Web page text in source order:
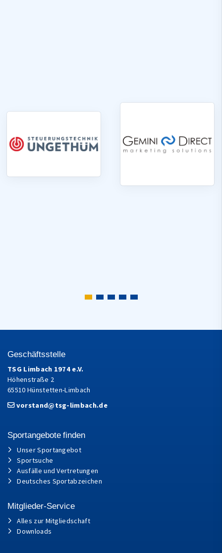
Geschäftsstelle
TSG Limbach 1974 e.V.
Höhenstraße 2
65510 Hünstetten-Limbach
vorstand@tsg-limbach.de
Sportangebote finden
Unser Sportangebot
Sportsuche
Ausfälle und Vertretungen
Deutsches Sportabzeichen
Mitglieder-Service
Alles zur Mitgliedschaft
Downloads